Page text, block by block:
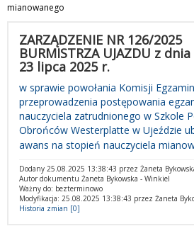
mianowanego
ZARZĄDZENIE NR 126/2025
BURMISTRZA UJAZDU z dnia
23 lipca 2025 r.
w sprawie powołania Komisji
przeprowadzenia postępowania
nauczyciela zatrudnionego w Szkole
Obrońców Westerplatte w Ujeździe
awans na stopień nauczyciela
Dodany 25.08.2025 13:38:43 przez Żaneta
Autor dokumentu Żaneta Bykowska - Winkiel
Ważny do: bezterminowo
Modyfikacja: 25.08.2025 13:38:43 przez Żaneta
Historia zmian [0]